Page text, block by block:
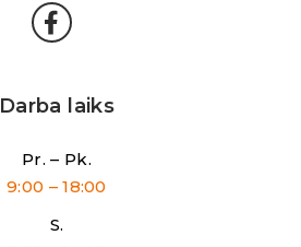
Darba laiks
Pr. – Pk.
9:00 – 18:00
S.